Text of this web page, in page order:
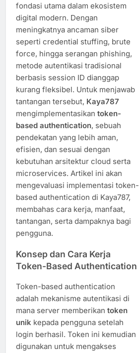
fondasi utama dalam ekosistem
digital modern. Dengan
meningkatnya ancaman siber
seperti credential stuffing, brute
force, hingga serangan phishing,
metode autentikasi tradisional
berbasis session ID dianggap
kurang fleksibel. Untuk menjawab
tantangan tersebut, Kaya787
mengimplementasikan token-
based authentication, sebuah
pendekatan yang lebih aman,
efisien, dan sesuai dengan
kebutuhan arsitektur cloud serta
microservices. Artikel ini akan
mengevaluasi implementasi token-
based authentication di Kaya787,
membahas cara kerja, manfaat,
tantangan, serta dampaknya bagi
pengguna.
Konsep dan Cara Kerja
Token-Based Authentication
Token-based authentication
adalah mekanisme autentikasi di
mana server memberikan token
unik kepada pengguna setelah
login berhasil. Token ini kemudian
digunakan untuk mengakses